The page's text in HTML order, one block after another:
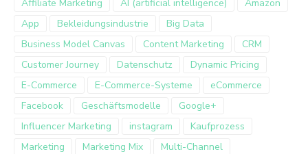
Affiliate Marketing AI (artificial intelligence)
Amazon
App
Bekleidungsindustrie
Big Data
Business Model Canvas
Content Marketing
CRM
Customer Journey
Datenschutz
Dynamic Pricing
E-Commerce
E-Commerce-Systeme
eCommerce
Facebook
Geschäftsmodelle
Google+
Influencer Marketing
instagram
Kaufprozess
Marketing
Marketing Mix
Multi-Channel